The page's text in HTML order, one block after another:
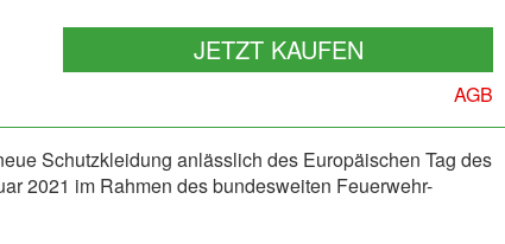
JETZT KAUFEN
AGB
Schutzkleidung anlässlich des Europäischen Tag des
2021 im Rahmen des bundesweiten Feuerwehr-